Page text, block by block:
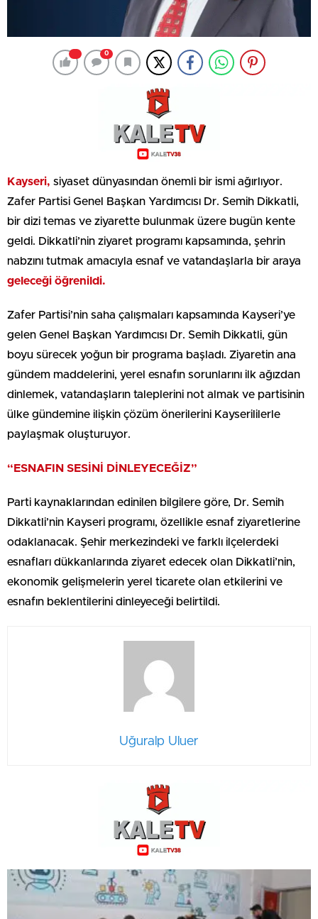
0
Kayseri, siyaset dünyasından önemli bir ismi ağırlıyor.
Zafer Partisi Genel Başkan Yardımcısı Dr. Semih Dikkatli,
bir dizi temas ve ziyarette bulunmak üzere bugün kente
geldi. Dikkatli’nin ziyaret programı kapsamında, şehrin
nabzını tutmak amacıyla esnaf ve vatandaşlarla bir araya
geleceği öğrenildi.
Zafer Partisi’nin saha çalışmaları kapsamında Kayseri’ye
gelen Genel Başkan Yardımcısı Dr. Semih Dikkatli, gün
boyu sürecek yoğun bir programa başladı. Ziyaretin ana
gündem maddelerini, yerel esnafın sorunlarını ilk ağızdan
dinlemek, vatandaşların taleplerini not almak ve partisinin
ülke gündemine ilişkin çözüm önerilerini Kayserililerle
paylaşmak oluşturuyor.
“ESNAFIN SESİNİ DİNLEYECEĞİZ”
Parti kaynaklarından edinilen bilgilere göre, Dr. Semih
Dikkatli’nin Kayseri programı, özellikle esnaf ziyaretlerine
odaklanacak. Şehir merkezindeki ve farklı ilçelerdeki
esnafları dükkanlarında ziyaret edecek olan Dikkatli’nin,
ekonomik gelişmelerin yerel ticarete olan etkilerini ve
esnafın beklentilerini dinleyeceği belirtildi.
Uğuralp Uluer